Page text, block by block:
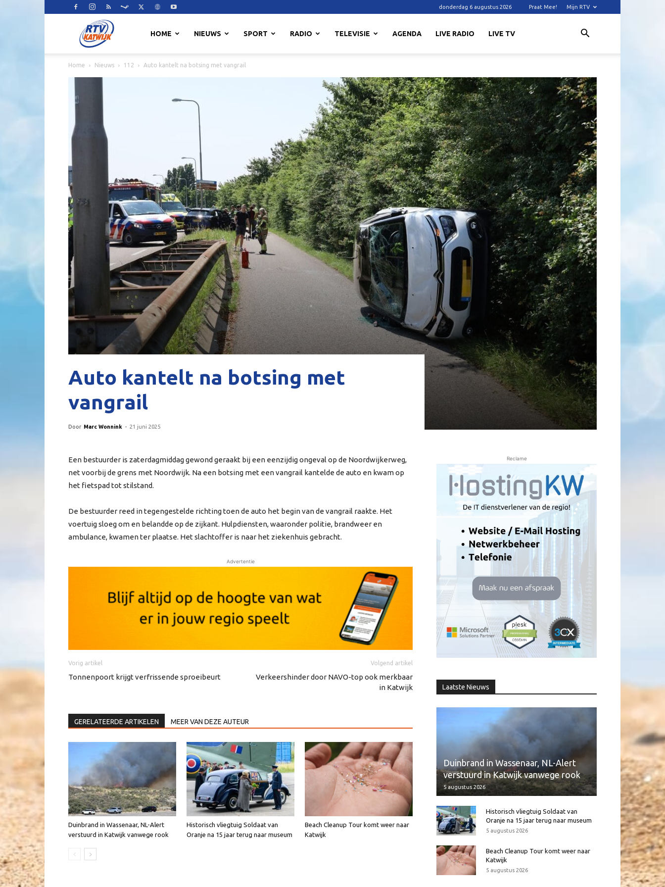
donderdag 6 augustus 2026 Praat Mee! Mijn RTV
HOME NIEUWS SPORT RADIO TELEVISIE AGENDA LIVE RADIO LIVE TV
Home Nieuws 112 Auto kantelt na botsing met vangrail
Auto kantelt na botsing met
vangrail
Door Marc Wonnink - 21 juni 2025
Een bestuurder is zaterdagmiddag gewond geraakt bij een eenzijdig ongeval op de Noordwijkerweg,
net voorbij de grens met Noordwijk. Na een botsing met een vangrail kantelde de auto en kwam op
het fietspad tot stilstand.
De bestuurder reed in tegengestelde richting toen de auto het begin van de vangrail raakte. Het
voertuig sloeg om en belandde op de zijkant. Hulpdiensten, waaronder politie, brandweer en
ambulance, kwamen ter plaatse. Het slachtoffer is naar het ziekenhuis gebracht.
Advertentie
Vorig artikel
Tonnenpoort krijgt verfrissende sproeibeurt
Volgend artikel
Verkeershinder door NAVO-top ook merkbaar
in Katwijk
GERELATEERDE ARTIKELEN MEER VAN DEZE AUTEUR
Duinbrand in Wassenaar, NL-Alert
verstuurd in Katwijk vanwege rook
Historisch vliegtuig Soldaat van
Oranje na 15 jaar terug naar museum
Beach Cleanup Tour komt weer naar
Katwijk
Reclame
Laatste Nieuws
Duinbrand in Wassenaar, NL-Alert
verstuurd in Katwijk vanwege rook
5 augustus 2026
Historisch vliegtuig Soldaat van
Oranje na 15 jaar terug naar museum
5 augustus 2026
Beach Cleanup Tour komt weer naar
Katwijk
5 augustus 2026